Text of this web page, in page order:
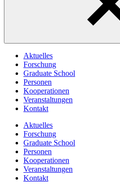
Aktuelles
Forschung
Graduate School
Personen
Kooperationen
Veranstaltungen
Kontakt
Aktuelles
Forschung
Graduate School
Personen
Kooperationen
Veranstaltungen
Kontakt